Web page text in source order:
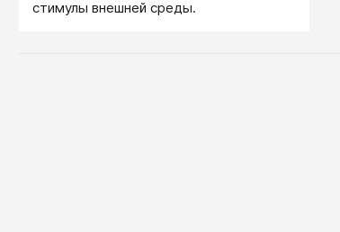
стимулы внешней среды.